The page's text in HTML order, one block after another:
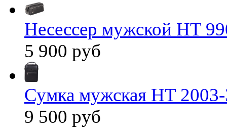
Несессер мужской HT
5 900 руб
Сумка мужская HT
9 500 руб